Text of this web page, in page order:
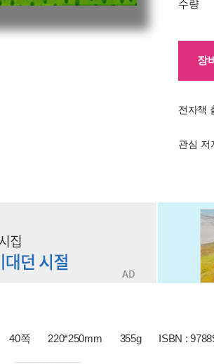
수량
장
전자책
관심 저
40쪽 220*250mm 355g ISBN :